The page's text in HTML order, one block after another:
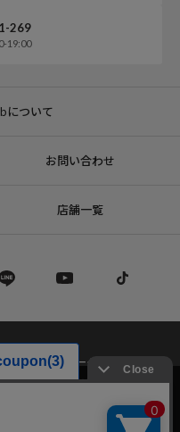
269
19:00
について
お問い合わせ
店舗一覧
サステナブルマークについて
・古物営業法に基づく表記
ツの最適な提供、トラフィック
。